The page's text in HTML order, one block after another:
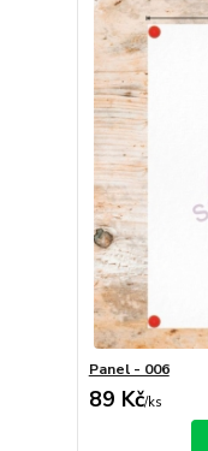
Panel - 006
89 Kč/ks